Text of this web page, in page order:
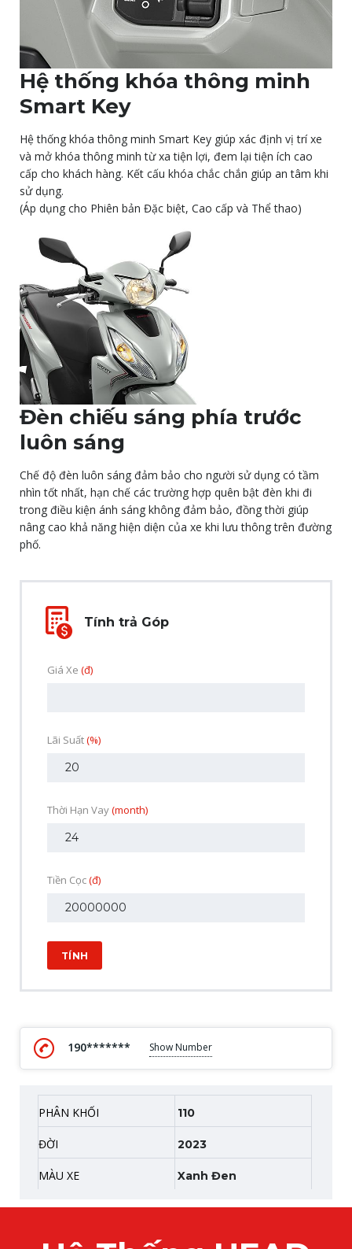
Hệ thống khóa thông minh
Smart Key
Hệ thống khóa thông minh Smart Key giúp xác định vị trí xe
và mở khóa thông minh từ xa tiện lợi, đem lại tiện ích cao
cấp cho khách hàng. Kết cấu khóa chắc chắn giúp an tâm khi
sử dụng.
(Áp dụng cho Phiên bản Đặc biệt, Cao cấp và Thể thao)
Đèn chiếu sáng phía trước
luôn sáng
Chế độ đèn luôn sáng đảm bảo cho người sử dụng có tầm
nhìn tốt nhất, hạn chế các trường hợp quên bật đèn khi đi
trong điều kiện ánh sáng không đảm bảo, đồng thời giúp
nâng cao khả năng hiện diện của xe khi lưu thông trên đường
phố.
Tính trả Góp
Giá Xe (đ)
Lãi Suất(%)
Thời Hạn Vay(month)
Tiền Cọc(đ)
TÍNH
190******* Show Number
PHÂN KHỐI 110
ĐỜI 2023
MÀU XE Xanh Đen